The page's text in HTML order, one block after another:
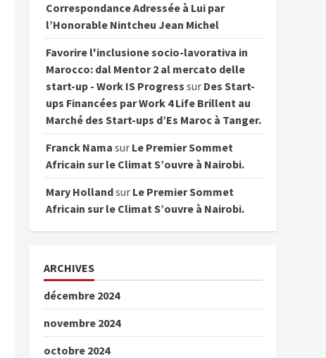
Correspondance Adressée à Lui par
l’Honorable Nintcheu Jean Michel
Favorire l'inclusione socio-lavorativa in
Marocco: dal Mentor 2 al mercato delle
start-up - Work IS Progress sur Des Start-
ups Financées par Work 4 Life Brillent au
Marché des Start-ups d’Es Maroc à Tanger.
Franck Nama sur Le Premier Sommet
Africain sur le Climat S’ouvre à Nairobi.
Mary Hollandsur Le Premier Sommet
Africain sur le Climat S’ouvre à Nairobi.
ARCHIVES
décembre 2024
novembre 2024
octobre 2024